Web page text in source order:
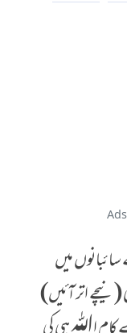
میں
اتر آئیں)